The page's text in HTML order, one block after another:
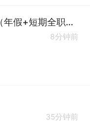
【界首】激光气割机操作工（年假+短期全职均可）
8分钟前
35分钟前